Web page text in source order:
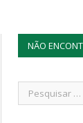
NÃO